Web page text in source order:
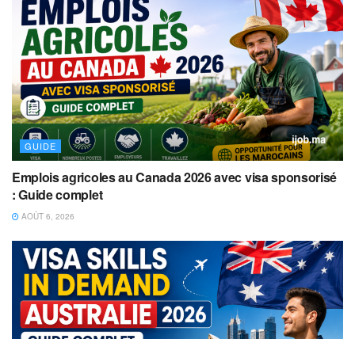
GUIDE
Emplois agricoles au Canada 2026 avec visa sponsorisé
: Guide complet
AOÛT 6, 2026